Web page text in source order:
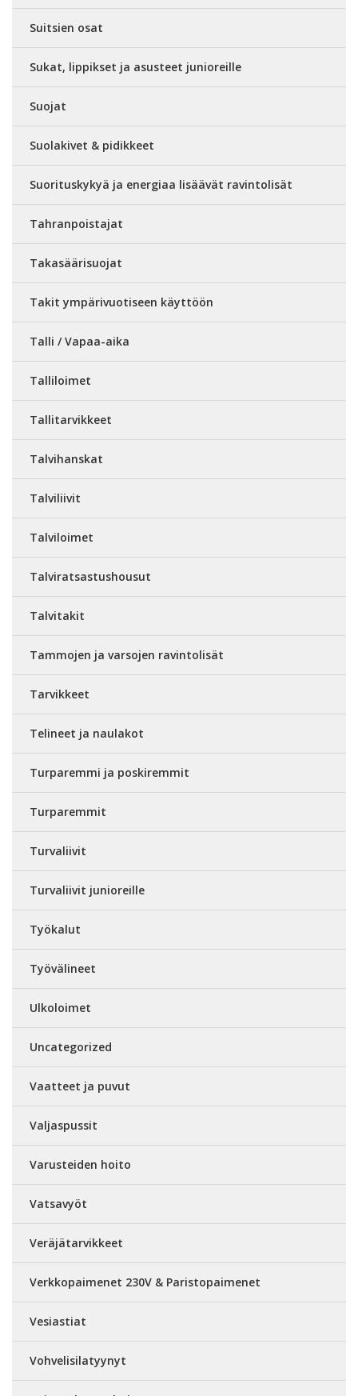
Suitsien osat
Sukat, lippikset ja asusteet junioreille
Suojat
Suolakivet & pidikkeet
Suorituskykyä ja energiaa lisäävät ravintolisät
Tahranpoistajat
Takasäärisuojat
Takit ympärivuotiseen käyttöön
Talli / Vapaa-aika
Talliloimet
Tallitarvikkeet
Talvihanskat
Talviliivit
Talviloimet
Talviratsastushousut
Talvitakit
Tammojen ja varsojen ravintolisät
Tarvikkeet
Telineet ja naulakot
Turparemmi ja poskiremmit
Turparemmit
Turvaliivit
Turvaliivit junioreille
Työkalut
Työvälineet
Ulkoloimet
Uncategorized
Vaatteet ja puvut
Valjaspussit
Varusteiden hoito
Vatsavyöt
Veräjätarvikkeet
Verkkopaimenet 230V & Paristopaimenet
Vesiastiat
Vohvelisilatyynyt